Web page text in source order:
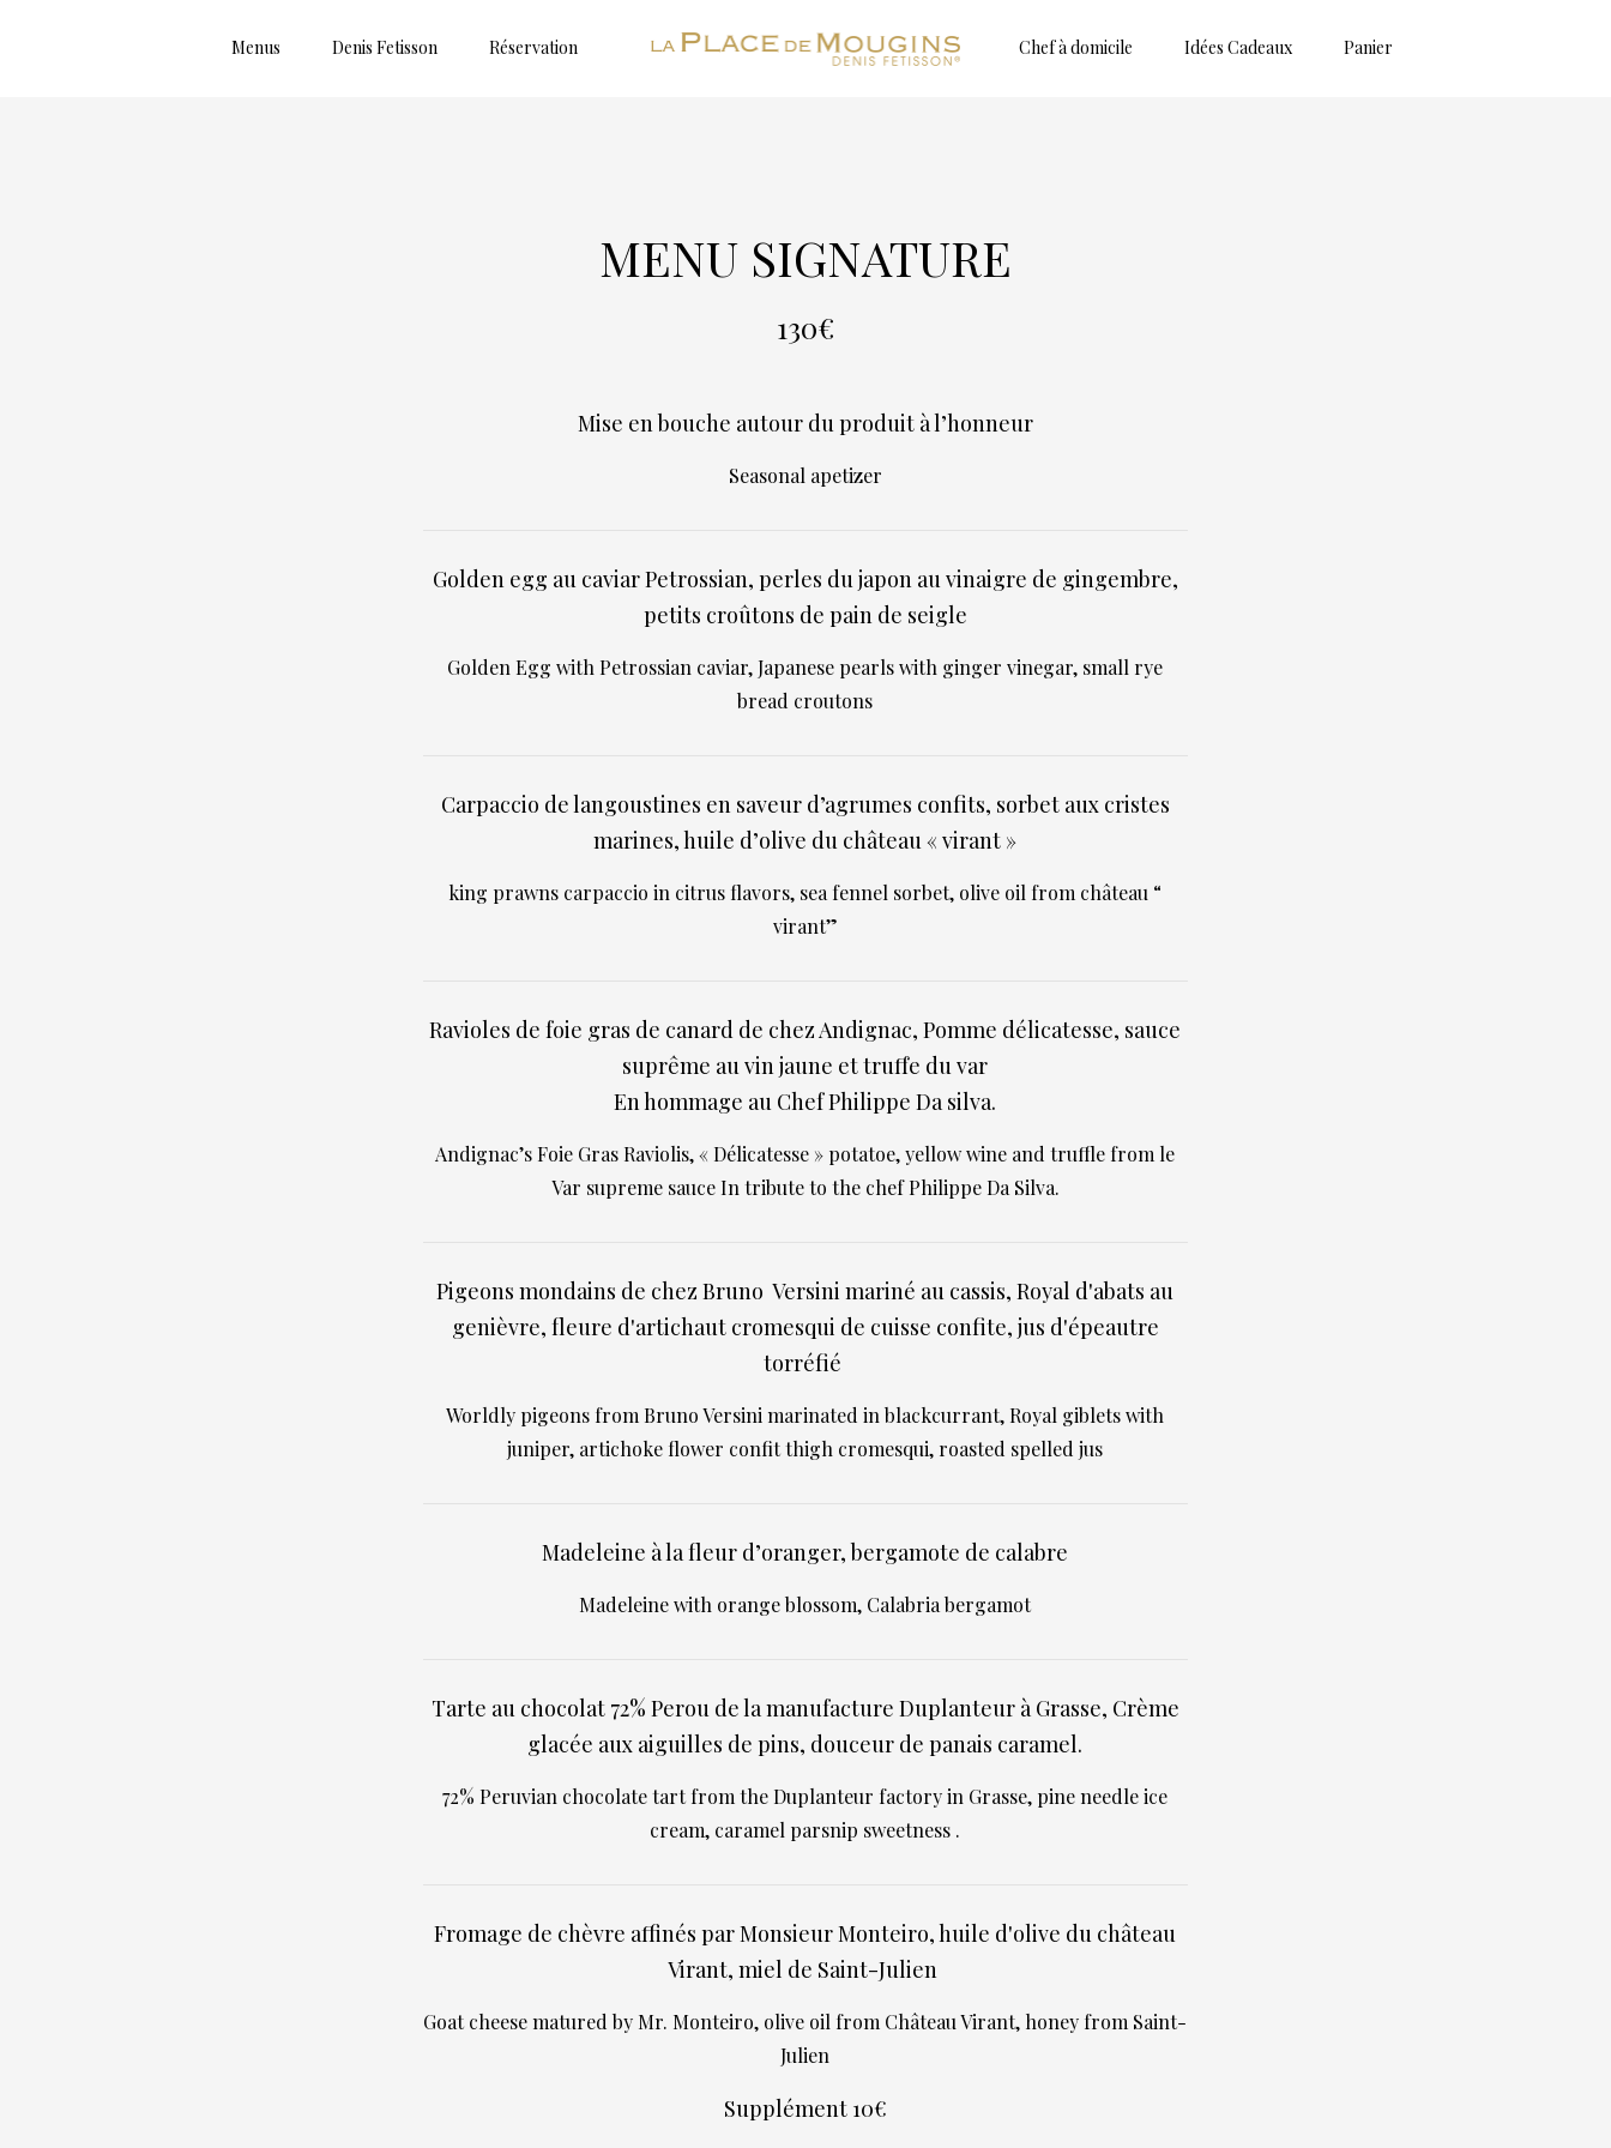
Menus Denis Fetisson Réservation Chef à domicile Idées Cadeaux Panier
MENU SIGNATURE
130€
Mise en bouche autour du produit à l’honneur
Seasonal apetizer
Golden egg au caviar Petrossian, perles du japon au vinaigre de gingembre,
petits croûtons de pain de seigle
Golden Egg with Petrossian caviar, Japanese pearls with ginger vinegar, small rye
bread croutons
Carpaccio de langoustines en saveur d’agrumes confits, sorbet aux cristes
marines, huile d’olive du château « virant »
king prawns carpaccio in citrus flavors, sea fennel sorbet, olive oil from château “
virant”
Ravioles de foie gras de canard de chez Andignac, Pomme délicatesse, sauce
suprême au vin jaune et truffe du var
En hommage au Chef Philippe Da silva.
Andignac’s Foie Gras Raviolis, « Délicatesse » potatoe, yellow wine and truffle from le
Var supreme sauce In tribute to the chef Philippe Da Silva.
Pigeons mondains de chez Bruno Versini mariné au cassis, Royal d'abats au
genièvre, fleure d'artichaut cromesqui de cuisse confite, jus d'épeautre
torréfié
Worldly pigeons from Bruno Versini marinated in blackcurrant, Royal giblets with
juniper, artichoke flower confit thigh cromesqui, roasted spelled jus
Madeleine à la fleur d’oranger, bergamote de calabre
Madeleine with orange blossom, Calabria bergamot
Tarte au chocolat 72% Perou de la manufacture Duplanteur à Grasse, Crème
glacée aux aiguilles de pins, douceur de panais caramel.
72% Peruvian chocolate tart from the Duplanteur factory in Grasse, pine needle ice
cream, caramel parsnip sweetness .
Fromage de chèvre affinés par Monsieur Monteiro, huile d'olive du château
Virant, miel de Saint-Julien
Goat cheese matured by Mr. Monteiro, olive oil from Château Virant, honey from Saint-
Julien
Supplément 10€